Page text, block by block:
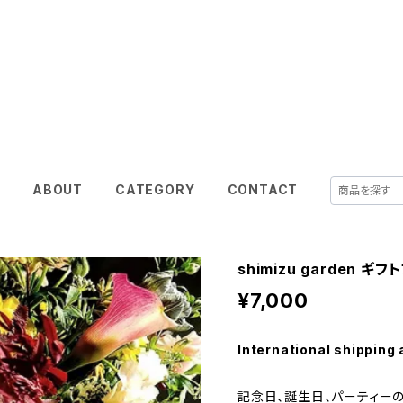
ABOUT CATEGORY CONTACT
shimizu garden ギフ
¥7,000
International shipping
記念日、誕生日、パーティー